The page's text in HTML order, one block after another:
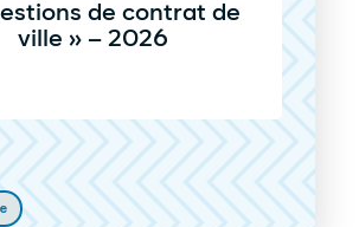
de contrat de
ville » – 2026